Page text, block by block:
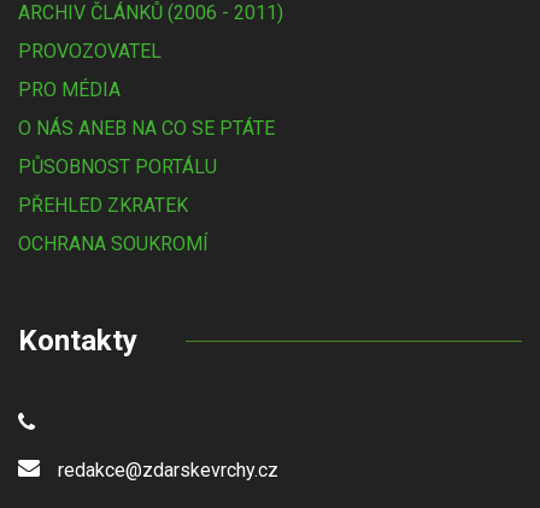
ARCHIV ČLÁNKŮ (2006 - 2011)
PROVOZOVATEL
PRO MÉDIA
O NÁS ANEB NA CO SE PTÁTE
PŮSOBNOST PORTÁLU
PŘEHLED ZKRATEK
OCHRANA SOUKROMÍ
Kontakty
redakce@zdarskevrchy.cz